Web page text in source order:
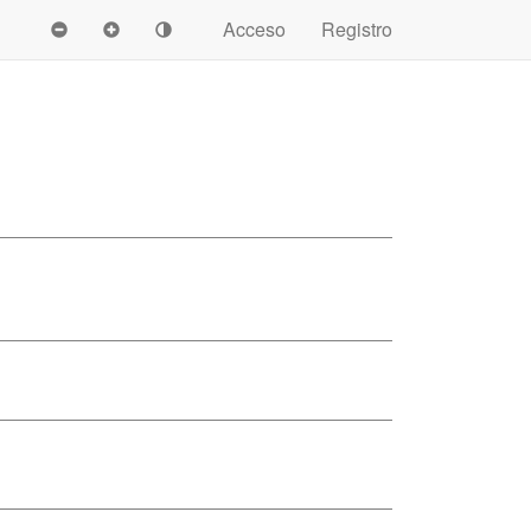
Acceso
Registro